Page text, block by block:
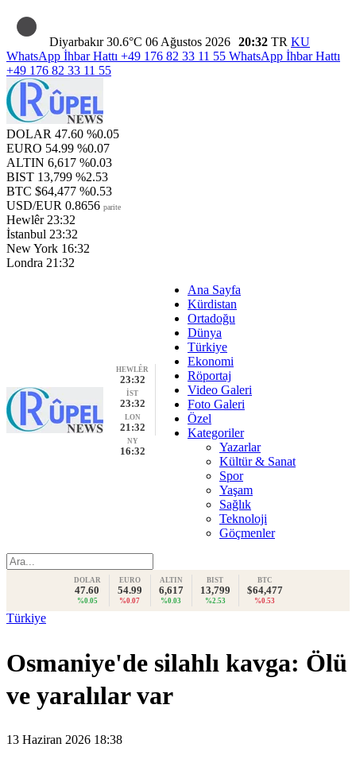
Diyarbakır 30.6°C 06 Ağustos 2026 20:32 TR KU
WhatsApp İhbar Hattı +49 176 82 33 11 55 WhatsApp İhbar Hattı
+49 176 82 33 11 55
DOLAR 47.60 %0.05
EURO 54.99 %0.07
ALTIN 6,617 %0.03
BIST 13,799 %2.53
BTC $64,477 %0.53
USD/EUR 0.8656 parite
Hewlêr 23:32
İstanbul 23:32
New York 16:32
Londra 21:32
HEWLÊR
23:32
İST
23:32
LON
21:32
NY
16:32
Ana Sayfa
Kürdistan
Ortadoğu
Dünya
Türkiye
Ekonomi
Röportaj
Video Galeri
Foto Galeri
Özel
Kategoriler
Yazarlar
Kültür & Sanat
Spor
Yaşam
Sağlık
Teknoloji
Göçmenler
DOLAR
47.60
%0.05
EURO
54.99
%0.07
ALTIN
6,617
%0.03
BIST
13,799
%2.53
BTC
$64,477
%0.53
Türkiye
Osmaniye'de silahlı kavga: Ölü
ve yaralılar var
13 Haziran 2026 18:38